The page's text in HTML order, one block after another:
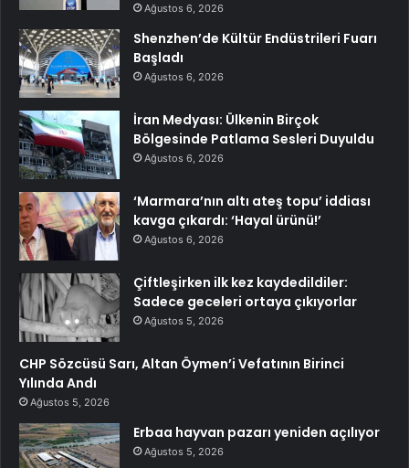
Ağustos 6, 2026
Shenzhen’de Kültür Endüstrileri Fuarı
Başladı
Ağustos 6, 2026
İran Medyası: Ülkenin Birçok
Bölgesinde Patlama Sesleri Duyuldu
Ağustos 6, 2026
‘Marmara’nın altı ateş topu’ iddiası
kavga çıkardı: ‘Hayal ürünü!’
Ağustos 6, 2026
Çiftleşirken ilk kez kaydedildiler:
Sadece geceleri ortaya çıkıyorlar
Ağustos 5, 2026
CHP Sözcüsü Sarı, Altan Öymen’i Vefatının Birinci
Yılında Andı
Ağustos 5, 2026
Erbaa hayvan pazarı yeniden açılıyor
Ağustos 5, 2026